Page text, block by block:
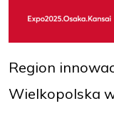
Region
Wielkopolska